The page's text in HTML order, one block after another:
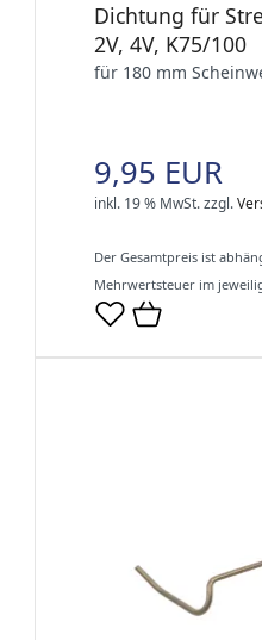
Dichtung für
2V, 4V, K75/100
für 180 mm
9,95 EUR
inkl. 19 % MwSt.zzgl.
Der Gesamtpreis ist
Mehrwertsteuer im